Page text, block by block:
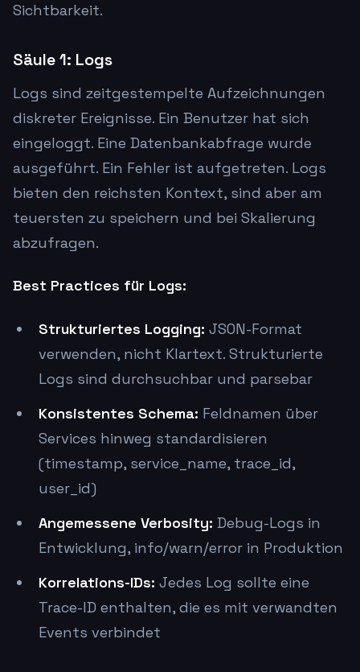
Sichtbarkeit.
Säule 1: Logs
Logs sind zeitgestempelte Aufzeichnungen
diskreter Ereignisse. Ein Benutzer hat sich
eingeloggt. Eine Datenbankabfrage wurde
ausgeführt. Ein Fehler ist aufgetreten. Logs
bieten den reichsten Kontext, sind aber am
teuersten zu speichern und bei Skalierung
abzufragen.
Best Practices für Logs:
Strukturiertes Logging: JSON-Format
verwenden, nicht Klartext. Strukturierte
Logs sind durchsuchbar und parsebar
Konsistentes Schema: Feldnamen über
Services hinweg standardisieren
(timestamp, service_name, trace_id,
user_id)
Angemessene Verbosity: Debug-Logs in
Entwicklung, info/warn/error in Produktion
Korrelations-IDs: Jedes Log sollte eine
Trace-ID enthalten, die es mit verwandten
Events verbindet